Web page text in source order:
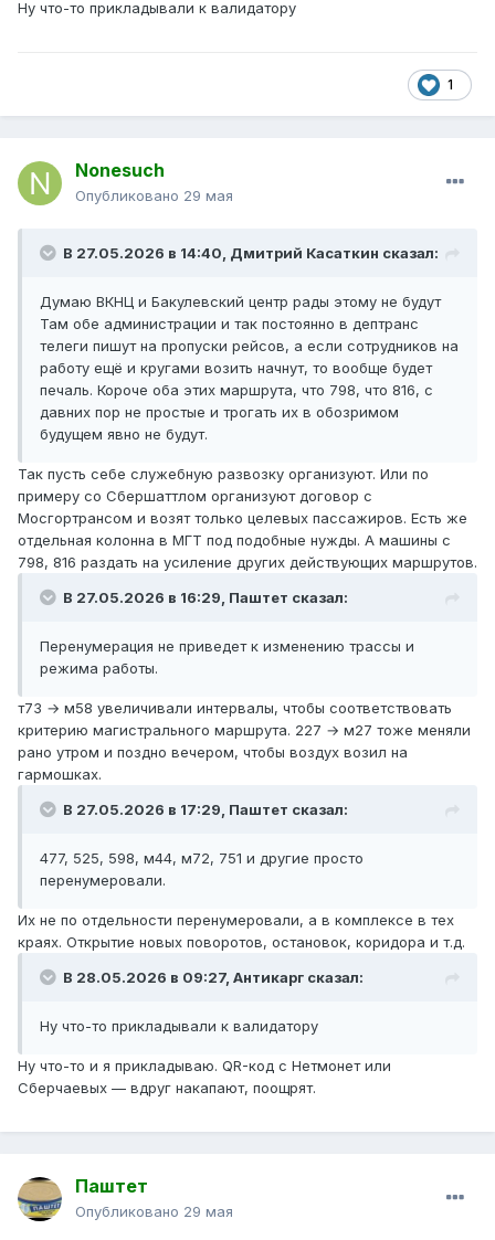
Ну что-то прикладывали к валидатору
1
Nonesuch
Опубликовано 29 мая
В 27.05.2026 в 14:40, Дмитрий Касаткин сказал:
Думаю ВКНЦ и Бакулевский центр рады этому не будут
Там обе администрации и так постоянно в дептранс
телеги пишут на пропуски рейсов, а если сотрудников на
работу ещё и кругами возить начнут, то вообще будет
печаль. Короче оба этих маршрута, что 798, что 816, с
давних пор не простые и трогать их в обозримом
будущем явно не будут.
Так пусть себе служебную развозку организуют. Или по
примеру со Сбершаттлом организуют договор с
Мосгортрансом и возят только целевых пассажиров. Есть же
отдельная колонна в МГТ под подобные нужды. А машины с
798, 816 раздать на усиление других действующих маршрутов.
В 27.05.2026 в 16:29, Паштет сказал:
Перенумерация не приведет к изменению трассы и
режима работы.
т73 → м58 увеличивали интервалы, чтобы соответствовать
критерию магистрального маршрута. 227 → м27 тоже меняли
рано утром и поздно вечером, чтобы воздух возил на
гармошках.
В 27.05.2026 в 17:29, Паштет сказал:
477, 525, 598, м44, м72, 751 и другие просто
перенумеровали.
Их не по отдельности перенумеровали, а в комплексе в тех
краях. Открытие новых поворотов, остановок, коридора и т.д.
В 28.05.2026 в 09:27, Антикарг сказал:
Ну что-то прикладывали к валидатору
Ну что-то и я прикладываю. QR-код с Нетмонет или
Сберчаевых — вдруг накапают, поощрят.
Паштет
Опубликовано 29 мая